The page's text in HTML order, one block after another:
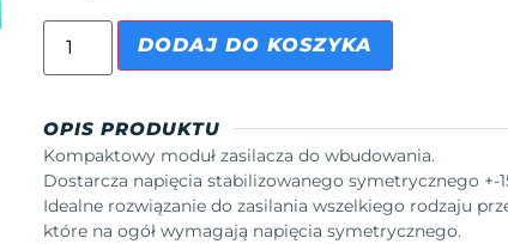
DODAJ DO KOSZYKA
OPIS PRODUKTU
Kompaktowy moduł zasilacza do wbudowania.
Dostarcza napięcia stabilizowanego symetrycznego +-
Idealne rozwiązanie do zasilania wszelkiego rodzaju
które na ogół wymagają napięcia symetrycznego.